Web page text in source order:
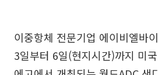
이중항체 전문기업 에이비엘바
3일부터 6일(현지시간)까지 미